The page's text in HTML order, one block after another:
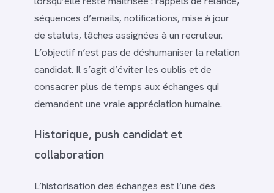
séquences d’emails, notifications, mise à jour
de statuts, tâches assignées à un recruteur.
L’objectif n’est pas de déshumaniser la relation
candidat. Il s’agit d’éviter les oublis et de
consacrer plus de temps aux échanges qui
demandent une vraie appréciation humaine.
Historique, push candidat et
collaboration
L’historisation des échanges est l’une des